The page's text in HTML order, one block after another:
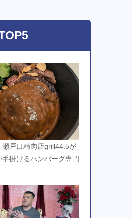
瀬戸口精肉店grill44.5が
掛けるハンバーグ専門